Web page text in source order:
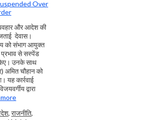
और आदेश की
देवास।
को संभाग आयुक्त
से सस्पेंड
उनके साथ
अमित चौहान को
यह कार्रवाई
द्वारा
, राजनीति,